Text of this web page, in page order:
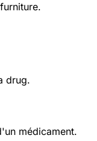
drug.
médicament.